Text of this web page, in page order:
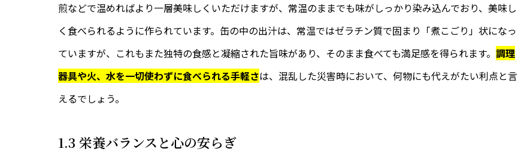
煎などで温めればより一層美味しくいただけますが、常温のままでも味がしっかり染み込んでおり、美味し
く食べられるように作られています。缶の中の出汁は、常温ではゼラチン質で固まり「煮こごり」状になっ
ていますが、これもまた独特の食感と凝縮された旨味があり、そのまま食べても満足感を得られます。 調理
器具や火、水を一切使わずに食べられる手軽さは、混乱した災害時において、何物にも代えがたい利点と言
えるでしょう。
1.3 栄養バランスと心の安らぎ